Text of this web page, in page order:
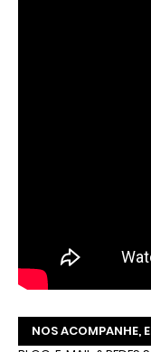
NOS ACOMPANHE,